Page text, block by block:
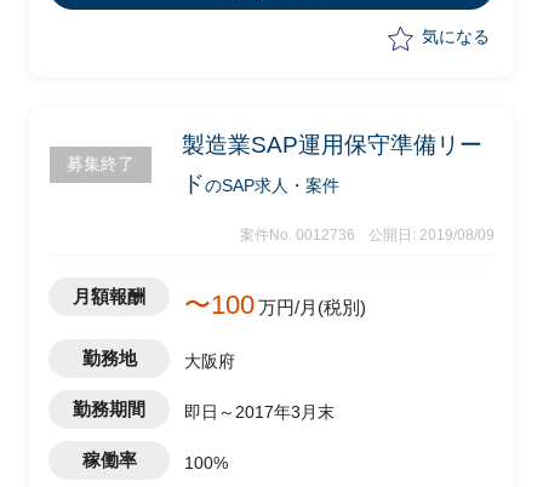
気になる
募集終了
製造業SAP運用保守準備リー
ドのSAP求人・案件
案件No. 0012736 公開日: 2019/08/09
月額報酬 〜100万円/月(税別)
勤務地 大阪府
勤務期間 即日～2017年3月末
稼働率 100%